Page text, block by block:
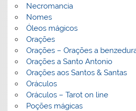
Necromancia
Nomes
Óleos mágicos
Orações
Orações – Orações a
Orações a Santo Antonio
Orações aos Santos & Santas
Oráculos
Oráculos – Tarot on line
Poções mágicas